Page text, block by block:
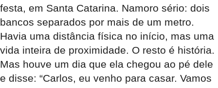
festa, em Santa Catarina. Namoro sério: dois
bancos separados por mais de um metro.
Havia uma distância física no início, mas uma
vida inteira de proximidade. O resto é história.
Mas houve um dia que ela chegou ao pé dele
e disse: “Carlos, eu venho para casar. Vamos